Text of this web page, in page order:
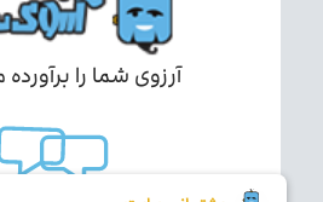
آرزوی شما را